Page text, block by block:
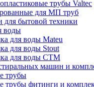
трубы Valtec
для МП труб
бытовой техники
воды
для воды Mateu
для воды Stout
для воды СТМ
машин и
трубы
трубы фитинги и